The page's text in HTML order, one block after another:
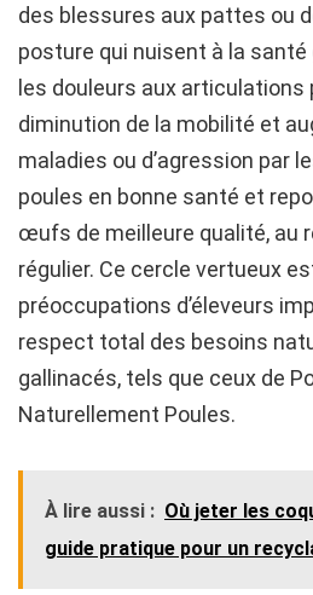
des blessures aux pattes ou
posture qui nuisent à la santé
les douleurs aux articulations
diminution de la mobilité et
maladies ou d’agression par
poules en bonne santé et
œufs de meilleure qualité, au
régulier. Ce cercle vertueux
préoccupations d’éleveurs
respect total des besoins
gallinacés, tels que ceux de
Naturellement Poules.
À lire aussi : Où jeter les
guide pratique pour un